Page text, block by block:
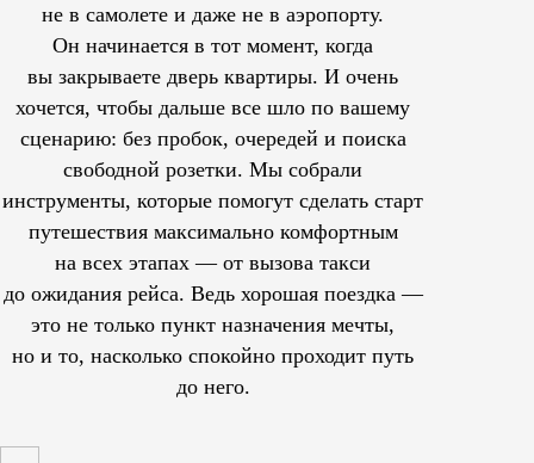
не в самолете и даже не в аэропорту.
Он начинается в тот момент, когда
вы закрываете дверь квартиры. И очень
хочется, чтобы дальше все шло по вашему
сценарию: без пробок, очередей и поиска
свободной розетки. Мы собрали
инструменты, которые помогут сделать старт
путешествия максимально комфортным
на всех этапах — от вызова такси
до ожидания рейса. Ведь хорошая поездка —
это не только пункт назначения мечты,
но и то, насколько спокойно проходит путь
до него.